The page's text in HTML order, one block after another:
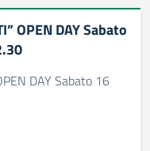
OPEN DAY Sabato
DAY Sabato 16